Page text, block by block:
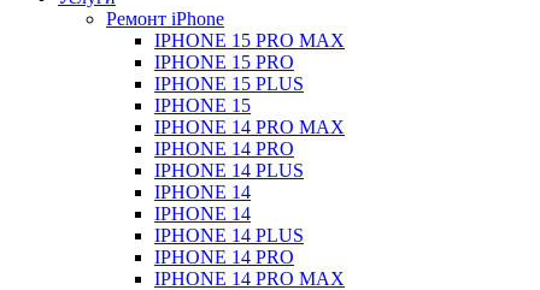
Ремонт iPhone
IPHONE 15 PRO MAX
IPHONE 15 PRO
IPHONE 15 PLUS
IPHONE 15
IPHONE 14 PRO MAX
IPHONE 14 PRO
IPHONE 14 PLUS
IPHONE 14
IPHONE 14
IPHONE 14 PLUS
IPHONE 14 PRO
IPHONE 14 PRO MAX